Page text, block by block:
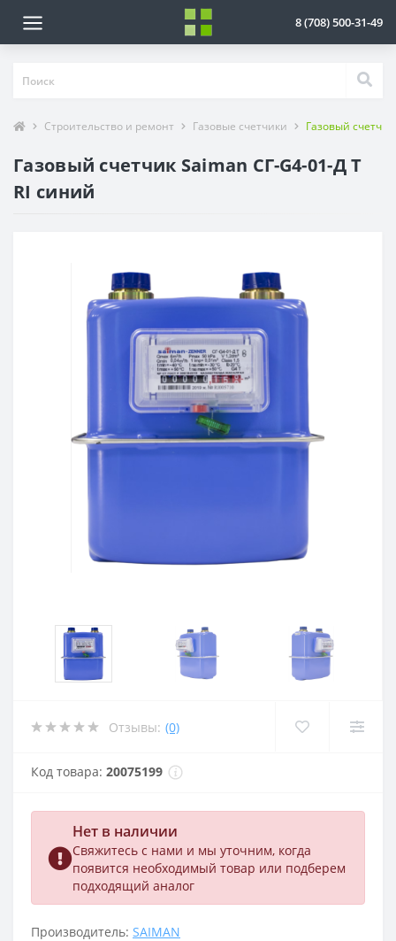
8 (708) 500-31-49
Строительство и ремонт Газовые счетчики Газовый
Газовый счетчик Saiman СГ-G4-01-Д Т
RI синий
Отзывы: (0)
Код товара: 20075199
Нет в наличии
Свяжитесь с нами и мы уточним, когда
появится необходимый товар или подберем
подходящий аналог
Производитель: SAIMAN